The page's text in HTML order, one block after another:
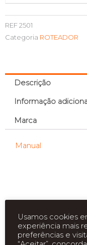
REF2501
Categoria ROTEADOR
Descrição
Informação
Marca
Manual
Usamos cookies
experiência mais
preferências e